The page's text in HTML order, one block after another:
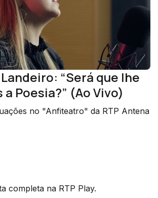
“Será que lhe
Poesia?” (Ao Vivo)
no "Anfiteatro" da RTP Antena
completa na RTP Play.